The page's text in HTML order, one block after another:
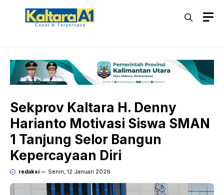
Langsung
Sekprov Kaltara H. Denny
Harianto Motivasi Siswa SMAN
1 Tanjung Selor Bangun
Kepercayaan Diri
redaksi Senin, 12 Januari 2026